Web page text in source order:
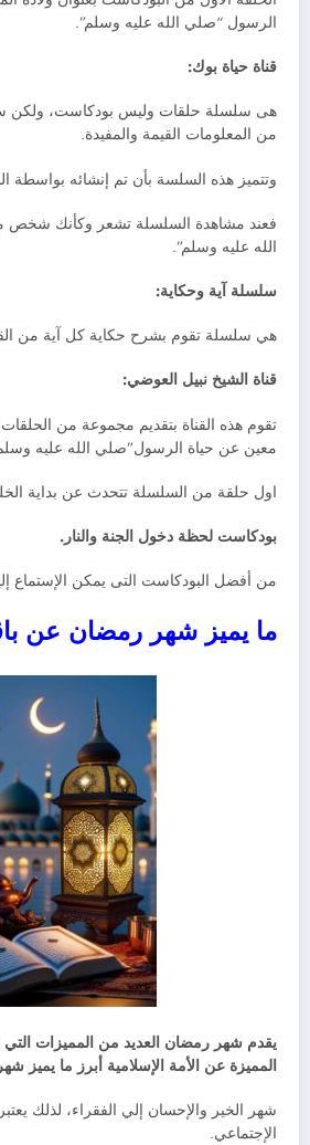
الرسول “صلي الله عليه وسلم”.
قناة حياة بوك:
هى سلسلة حلقات وليس بودكاست، ولكن
من المعلومات القيمة والمفيدة.
وتتميز هذه السلسة بأن تم إنشائه بواسطة
فعند مشاهدة السلسلة تشعر وكأنك
الله عليه وسلم”.
سلسلة آية وحكاية:
هي سلسلة تقوم بشرح حكاية كل آية من
قناة الشيخ نبيل العوضي:
تقوم هذه القناة بتقديم مجموعة من
معين عن حياة الرسول”صلي الله عليه
اول حلقة من السلسلة تتحدث عن بداية
بودكاست لحظة دخول الجنة والنار.
من أفضل البودكاست التى يمكن الإستماع
ما يميز شهر رمضان عن
يقدم شهر رمضان العديد من المميزات
المميزة عن الأمة الإسلامية أبرز ما يميز
شهر الخير والإحسان إلي الفقراء، لذلك
الإجتماعي.